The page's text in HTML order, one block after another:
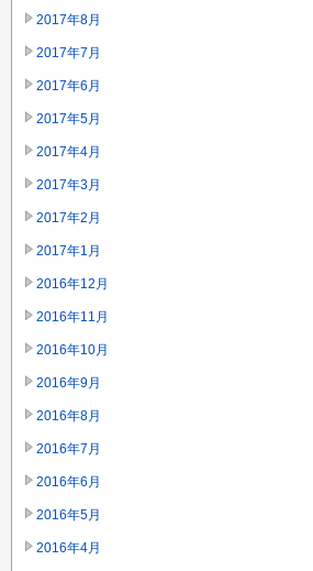
2017年8月
2017年7月
2017年6月
2017年5月
2017年4月
2017年3月
2017年2月
2017年1月
2016年12月
2016年11月
2016年10月
2016年9月
2016年8月
2016年7月
2016年6月
2016年5月
2016年4月